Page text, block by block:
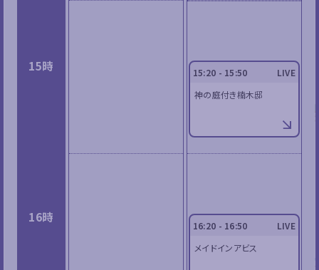
15時
16時
15:20 - 15:50
LIVE
神の庭付き楠木邸
16:20 - 16:50
LIVE
メイドインアビス